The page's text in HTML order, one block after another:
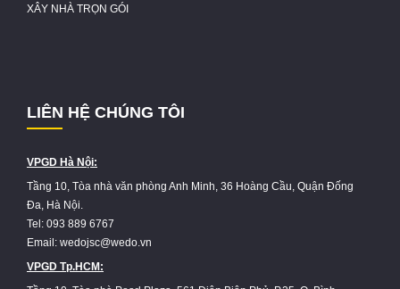
XÂY NHÀ TRỌN GÓI
LIÊN HỆ CHÚNG TÔI
VPGD Hà Nội:
Tầng 10, Tòa nhà văn phòng Anh Minh, 36 Hoàng Cầu, Quận Đống
Đa, Hà Nội.
Tel: 093 889 6767
Email: wedojsc@wedo.vn
VPGD Tp.HCM: